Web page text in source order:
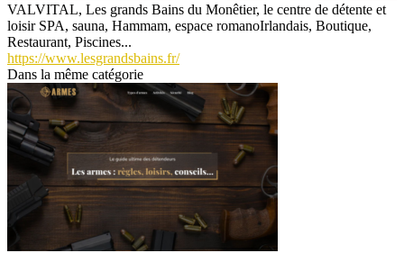
VALVITAL, Les grands Bains du Monêtier, le centre de détente et
loisir SPA, sauna, Hammam, espace romanoIrlandais, Boutique,
Restaurant, Piscines...
https://www.lesgrandsbains.fr/
Dans la même catégorie